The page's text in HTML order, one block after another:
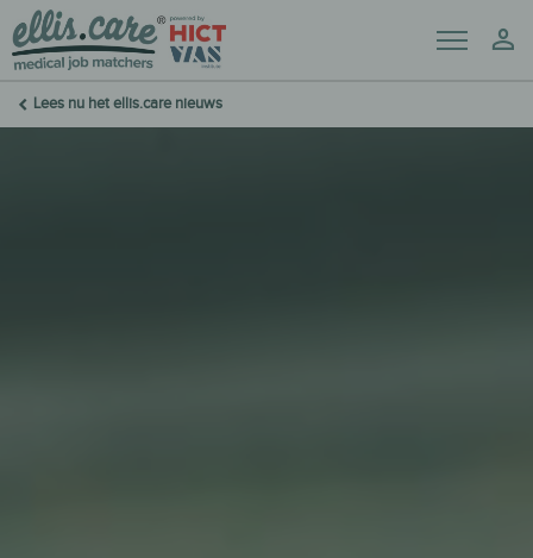
Menu
Lees nu het ellis.care nieuws